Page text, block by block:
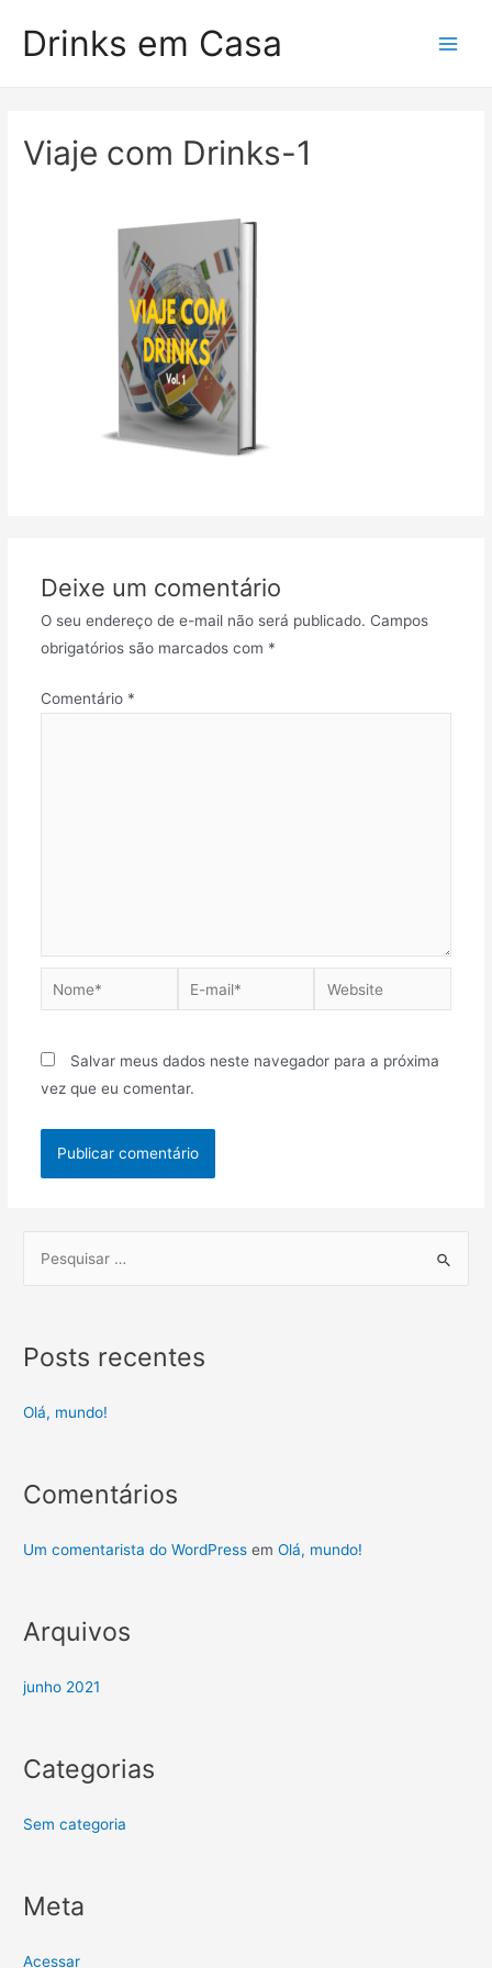
Drinks em Casa
Viaje com Drinks-1
Deixe um comentário
O seu endereço de e-mail não será publicado. Campos
obrigatórios são marcados com *
Comentário *
Salvar meus dados neste navegador para a próxima
vez que eu comentar.
Posts recentes
Olá, mundo!
Comentários
Um comentarista do WordPress emOlá, mundo!
Arquivos
junho 2021
Categorias
Sem categoria
Meta
Acessar